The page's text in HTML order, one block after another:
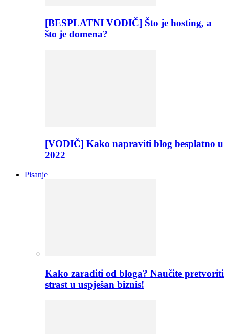
[BESPLATNI VODIČ] Što je hosting, a
što je domena?
[VODIČ] Kako napraviti blog besplatno u
2022
Pisanje
Kako zaraditi od bloga? Naučite pretvoriti
strast u uspješan biznis!